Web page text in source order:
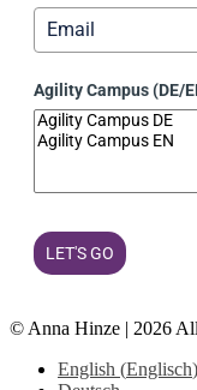
Agility Campus (DE/
LET'S GO
© Anna Hinze | 2026
English (Englisch)